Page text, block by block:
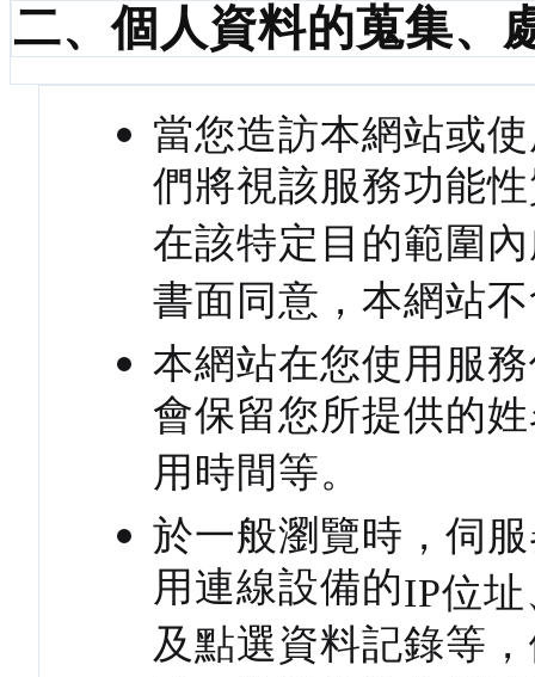
二、個人資料的蒐集、
當您造訪本網站或
們將視該服務功能
在該特定目的範圍
書面同意，本網站
本網站在您使用服
會保留您所提供的
用時間等。
於一般瀏覽時，伺
用連線設備的IP位
及點選資料記錄等